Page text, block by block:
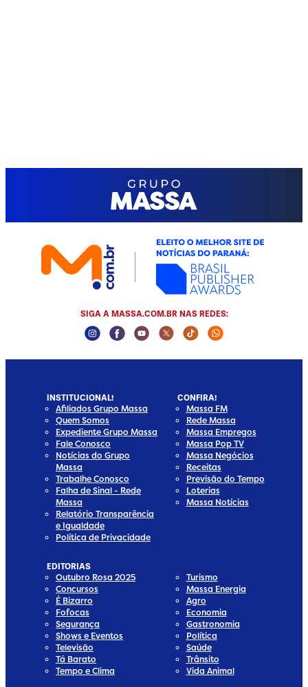
SIGA A MASSA.COM.BR NAS REDES:
Instagram Social Media
Facebook Social Media
Youtube Social Media
Twitter Social Media
Tiktok Social Media
Whatsapp
INSTITUCIONAL!
Afiliados Grupo Massa
Quem Somos
Expediente Grupo Massa
Fale Conosco
Notícias do Grupo
Massa
Trabalhe Conosco
Falha de Sinal - Rede
Massa
Relatório Transparência
e Igualdade
Política de Privacidade
CONFIRA!
Massa FM
Rede Massa
Massa Empregos
Massa Pop TV
Massa Negócios
Receitas
Previsão do Tempo
Loterias
Massa Notícias
EDITORIAS
Outubro Rosa 2025
Concursos
É Bizarro
Fofocas
Segurança
Shows e Eventos
Televisão
Tá Barato
Tempo e Clima
Turismo
Massa Energia
Agro
Economia
Gastronomia
Política
Saúde
Trânsito
Vida Animal